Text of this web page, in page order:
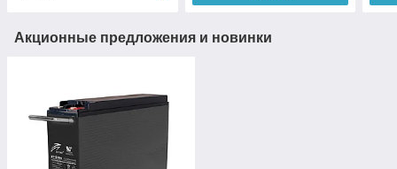
Акционные предложения и новинки